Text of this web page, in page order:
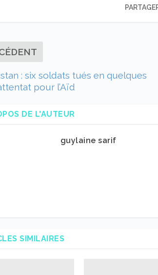
: six soldats tués en quelques
pour l’Aïd
DE L'AUTEUR
guylaine sarif
SIMILAIRES